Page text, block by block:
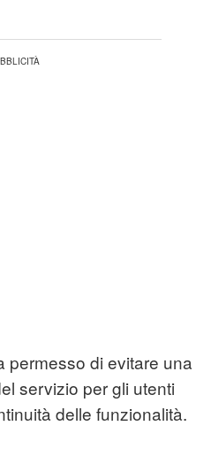
permesso di evitare una
servizio per gli utenti
delle funzionalità.